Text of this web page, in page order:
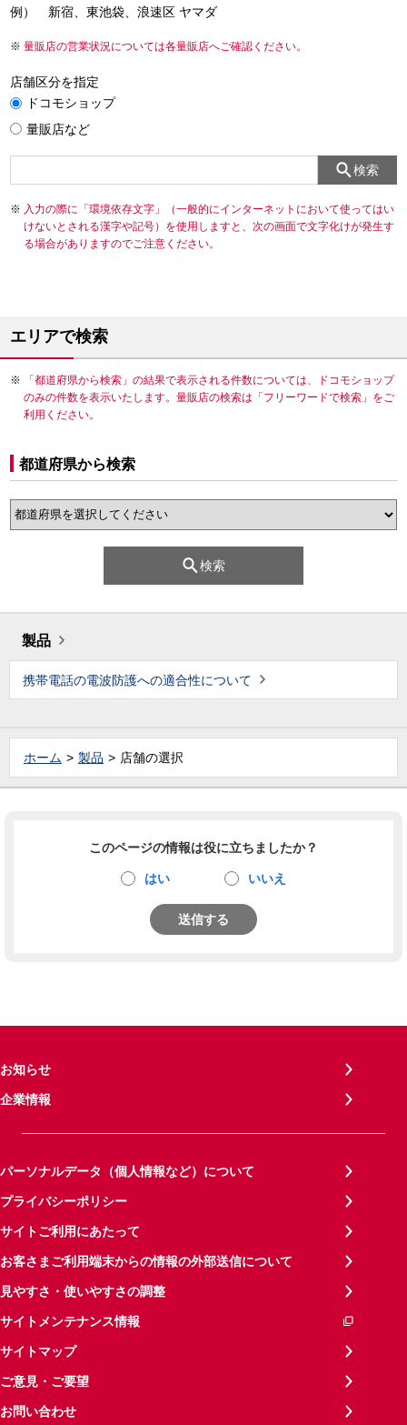
例） 新宿、東池袋、浪速区 ヤマダ
量販店の営業状況については各量販店へご確認ください。
店舗区分を指定
ドコモショップ
量販店など
検索
入力の際に「環境依存文字」（一般的にインターネットにおいて使ってはい
けないとされる漢字や記号）を使用しますと、次の画面で文字化けが発生す
る場合がありますのでご注意ください。
エリアで検索
「都道府県から検索」の結果で表示される件数については、ドコモショップ
のみの件数を表示いたします。量販店の検索は「フリーワードで検索」をご
利用ください。
都道府県から検索
検索
製品
携帯電話の電波防護への適合性について
ホーム 製品 店舗の選択
このページの情報は役に立ちましたか？
はい いいえ
送信する
お知らせ
企業情報
パーソナルデータ（個人情報など）について
プライバシーポリシー
サイトご利用にあたって
お客さまご利用端末からの情報の外部送信について
見やすさ・使いやすさの調整
サイトメンテナンス情報
サイトマップ
ご意見・ご要望
お問い合わせ